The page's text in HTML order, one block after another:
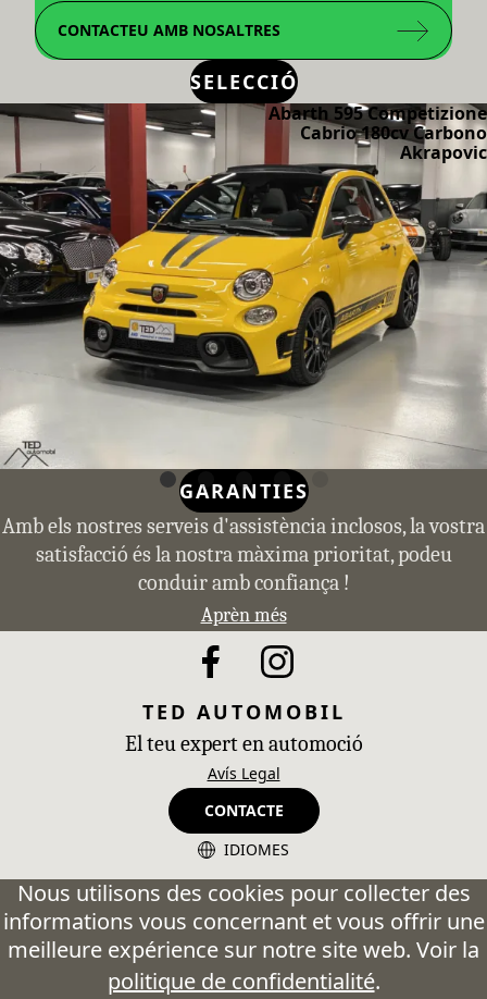
Nous utilisons des cookies pour collecter des
informations vous concernant et vous offrir une
meilleure expérience sur notre site web. Voir la
politique de confidentialité.
CONTACTEU AMB NOSALTRES
SELECCIÓ
Abarth 595 Competizione
Cabrio 180cv Carbono
Akrapovic
GARANTIES
Amb els nostres serveis d'assistència inclosos, la vostra
satisfacció és la nostra màxima prioritat, podeu
conduir amb confiança !
Aprèn més
TED AUTOMOBIL
El teu expert en automoció
Avís Legal
CONTACTE
IDIOMES
CA - Catalán
ES - Español
FR - Français